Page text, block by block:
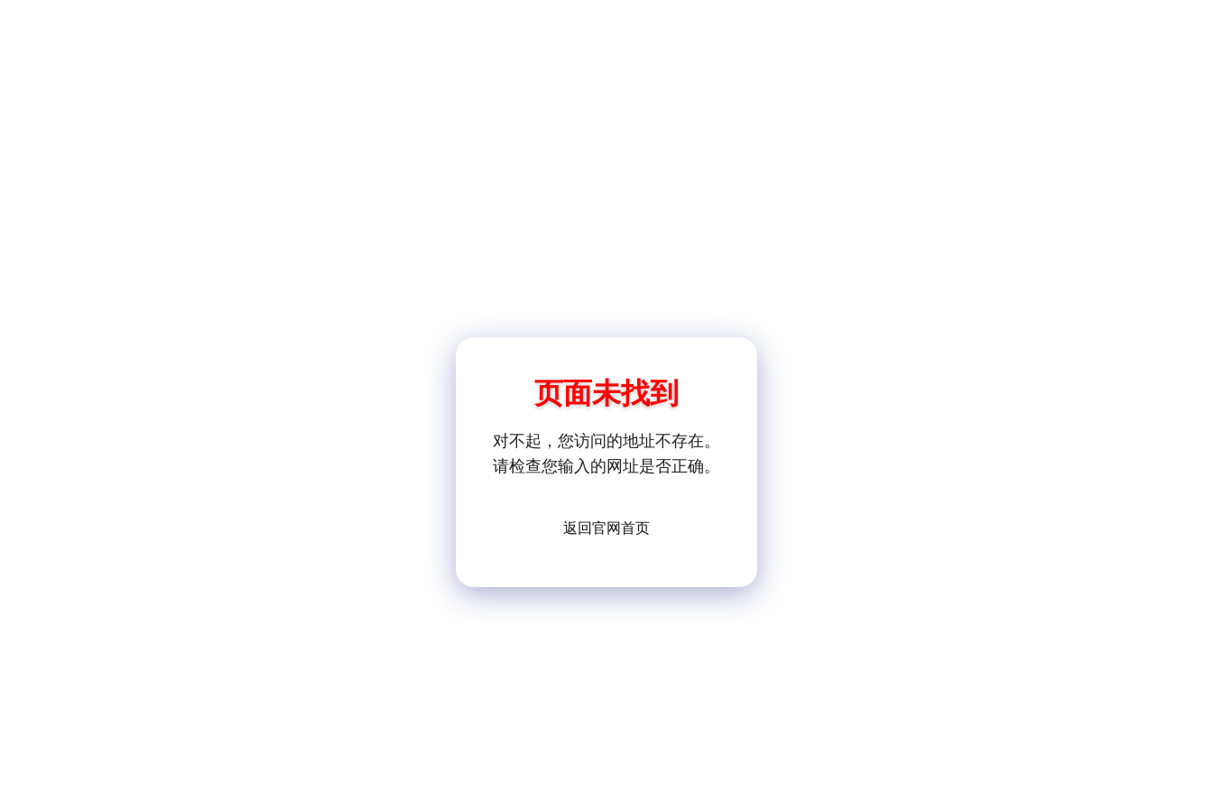
页面未找到
对不起，您访问的地址不存在。
请检查您输入的网址是否正确。
返回官网首页